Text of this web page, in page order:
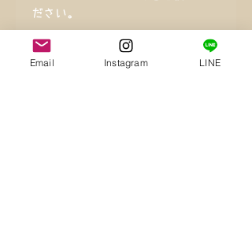
ださい。
その他の車種もお作り致します。
Email Instagram LINE